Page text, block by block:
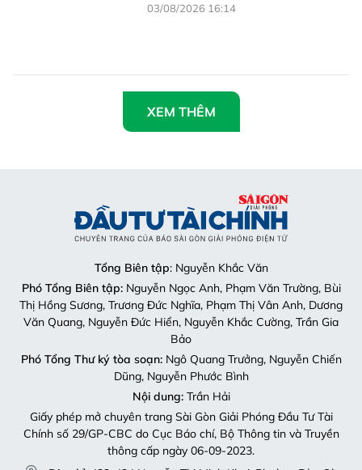
03/08/2026 16:14
XEM THÊM
Tổng Biên tập: Nguyễn Khắc Văn
Phó Tổng Biên tập:Nguyễn Ngọc Anh, Phạm Văn Trường, Bùi
Thị Hồng Sương, Trương Đức Nghĩa, Phạm Thị Vân Anh, Dương
Văn Quang, Nguyễn Đức Hiển, Nguyễn Khắc Cường, Trần Gia
Bảo
Phó Tổng Thư ký tòa soạn:Ngô Quang Trưởng, Nguyễn Chiến
Dũng, Nguyễn Phước Bình
Nội dung:Trần Hải
Giấy phép mở chuyên trang Sài Gòn Giải Phóng Đầu Tư Tài
Chính số 29/GP-CBC do Cục Báo chí, Bộ Thông tin và Truyền
thông cấp ngày 06-09-2023.